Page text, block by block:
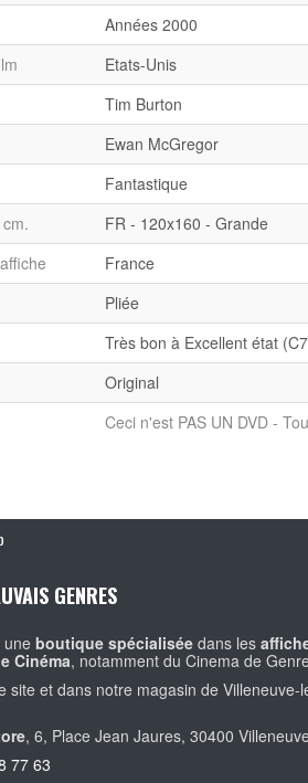
Années 2000
Etats-Unis
Tim Burton
Ewan McGregor
Fantastique
FR - 120x160 - Grande
France
Pliée
Très bon à Excellent état
Original
Ceci n'est PAS UN DVD -
GENRES
uneboutique spécialisée dans les
Cinéma, notamment du Cinema de
site et dans notre magasin de
, 6, Place Jean Jaures, 30400
77 63